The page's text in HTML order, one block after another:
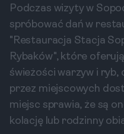
Podczas wizyty w
spróbować dań w
"Restauracja Stacja
Rybaków", które
świeżości warzyw i
przez miejscowych
miejsc sprawia, że są
kolację lub rodzinny